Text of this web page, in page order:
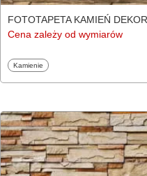
FOTOTAPETA KAMIEŃ
Cena zależy od wymiarów
Fototapety
Kamienie